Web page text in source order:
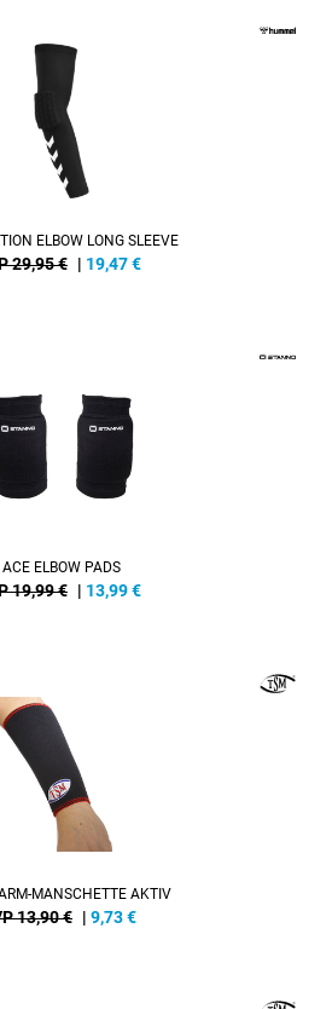
ELBOW LONG SLEEVE
29,95 € | 19,47€
ACE ELBOW PADS
19,99 € | 13,99€
MANSCHETTE AKTIV
13,90 € | 9,73€